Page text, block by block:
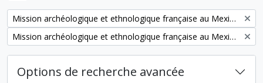
Remove filter:
Mission archéologique et ethnologique française au Mexique
Remove filter:
Mission archéologique et ethnologique française au Mexique
Options de recherche avancée